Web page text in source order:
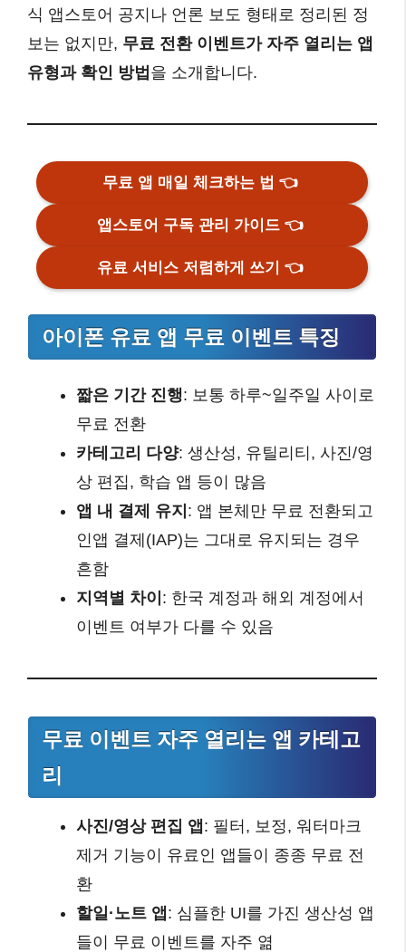
식 앱스토어 공지나 언론 보도 형태로 정리된 정
보는 없지만, 무료 전환 이벤트가 자주 열리는 앱
유형과 확인 방법 을 소개합니다.
무료 앱 매일 체크하는 법👈
앱스토어 구독 관리 가이드👈
유료 서비스 저렴하게 쓰기👈
아이폰 유료 앱 무료 이벤트 특징
짧은 기간 진행: 보통 하루~일주일 사이로
무료 전환
카테고리 다양: 생산성, 유틸리티, 사진/영
상 편집, 학습 앱 등이 많음
앱 내 결제 유지 : 앱 본체만 무료 전환되고
인앱 결제(IAP)는 그대로 유지되는 경우
흔함
지역별 차이 : 한국 계정과 해외 계정에서
이벤트 여부가 다를 수 있음
무료 이벤트 자주 열리는 앱 카테고
리
사진/영상 편집 앱 : 필터, 보정, 워터마크
제거 기능이 유료인 앱들이 종종 무료 전
환
할일·노트 앱 : 심플한 UI를 가진 생산성 앱
들이 무료 이벤트를 자주 엶